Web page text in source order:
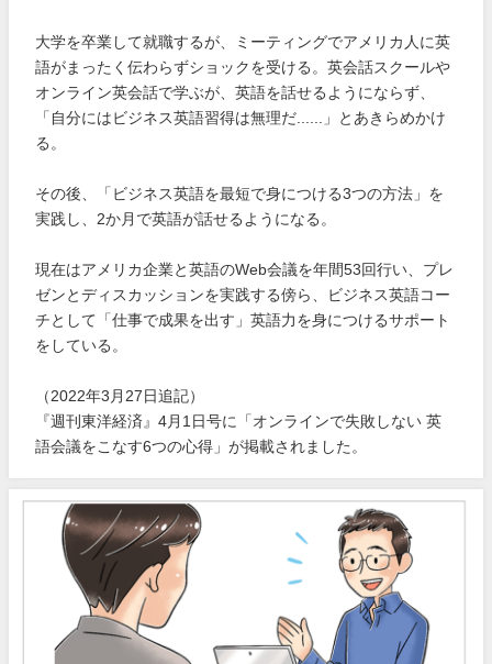
大学を卒業して就職するが、ミーティングでアメリカ人に英
語がまったく伝わらずショックを受ける。英会話スクールや
オンライン英会話で学ぶが、英語を話せるようにならず、
「自分にはビジネス英語習得は無理だ......」とあきらめかけ
る。
その後、「ビジネス英語を最短で身につける3つの方法」を
実践し、2か月で英語が話せるようになる。
現在はアメリカ企業と英語のWeb会議を年間53回行い、プレ
ゼンとディスカッションを実践する傍ら、ビジネス英語コー
チとして「仕事で成果を出す」英語力を身につけるサポート
をしている。
（2022年3月27日追記）
『週刊東洋経済』4月1日号に「オンラインで失敗しない 英
語会議をこなす6つの心得」が掲載されました。